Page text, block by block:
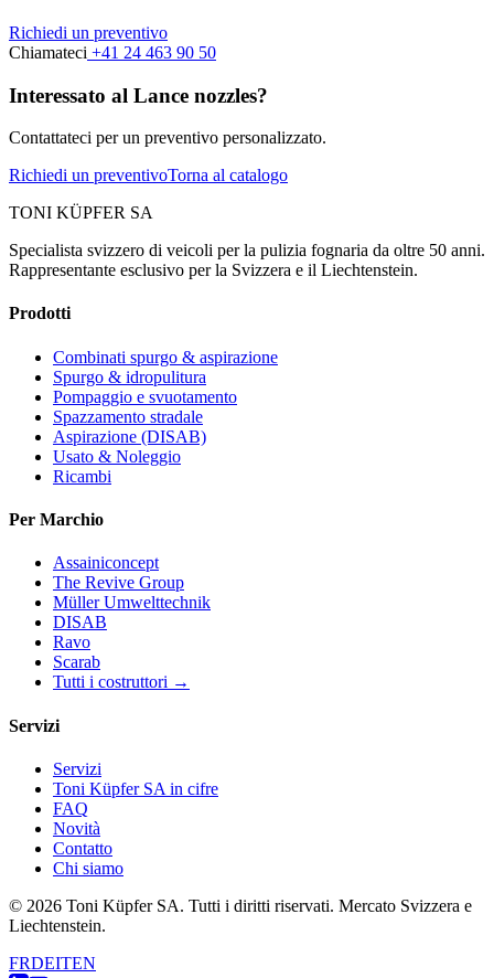
Richiedi un preventivo
Chiamateci +41 24 463 90 50
Interessato al Lance nozzles?
Contattateci per un preventivo personalizzato.
Richiedi un preventivoTorna al catalogo
TONI KÜPFER SA
Specialista svizzero di veicoli per la pulizia fognaria da oltre 50 anni.
Rappresentante esclusivo per la Svizzera e il Liechtenstein.
Prodotti
Combinati spurgo & aspirazione
Spurgo & idropulitura
Pompaggio e svuotamento
Spazzamento stradale
Aspirazione (DISAB)
Usato & Noleggio
Ricambi
Per Marchio
Assainiconcept
The Revive Group
Müller Umwelttechnik
DISAB
Ravo
Scarab
Tutti i costruttori →
Servizi
Servizi
Toni Küpfer SA in cifre
FAQ
Novità
Contatto
Chi siamo
© 2026 Toni Küpfer SA. Tutti i diritti riservati. Mercato Svizzera e
Liechtenstein.
FRDEITEN